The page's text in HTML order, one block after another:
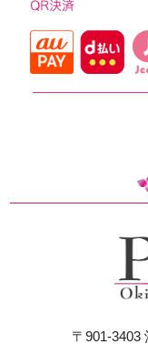
〒901-3403